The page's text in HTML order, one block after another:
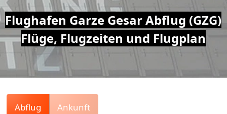
Air
Traffic
Live
Flughafen Garze Gesar Abflug (GZG)
Flüge, Flugzeiten und Flugplan
Abflug Ankunft